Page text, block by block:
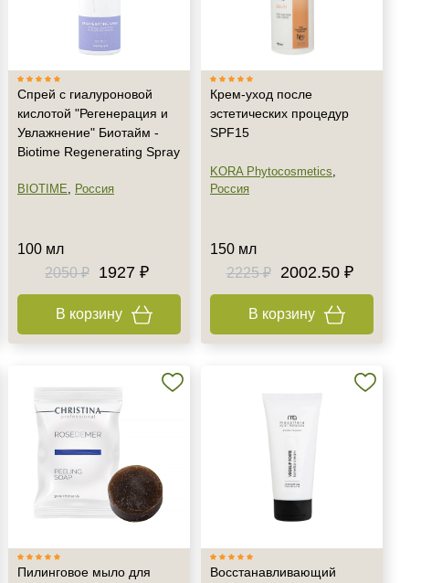
Спрей с гиалуроновой
кислотой "Регенерация и
Увлажнение" Биотайм -
Biotime Regenerating Spray
BIOTIME, Россия
100 мл
2050 ₽
1927 ₽
В корзину
Крем-уход после
эстетических процедур
SPF15
KORA Phytocosmetics,
Россия
150 мл
2225 ₽
2002.50 ₽
В корзину
Пилинговое мыло для
Восстанавливающий